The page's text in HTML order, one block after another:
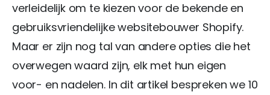
verleidelijk om te kiezen voor de bekende en
gebruiksvriendelijke websitebouwer Shopify.
Maar er zijn nog tal van andere opties die het
overwegen waard zijn, elk met hun eigen
voor- en nadelen. In dit artikel bespreken we 10